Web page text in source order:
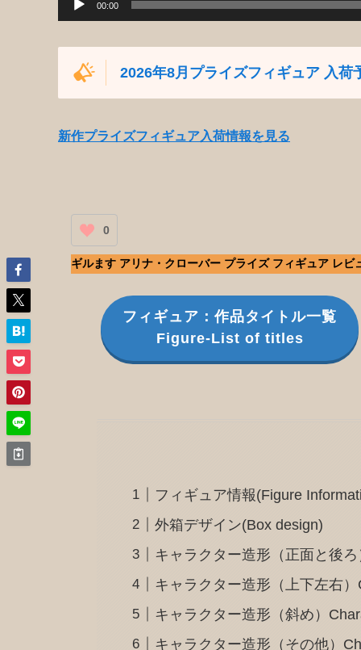
00:00
2026年8月プライズフィギュア 入荷
新作プライズフィギュア入荷情報を見る
0
ギルます アリナ・クローバー プライズ フィギュア レビ
フィギュア：作品タイトル一覧
Figure-List of titles
フィギュア情報(Figure
外箱デザイン(Box design)
キャラクター造形（正面と後
キャラクター造形（上下左右
キャラクター造形（斜め）
キャラクター造形（その他）